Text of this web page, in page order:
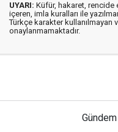
UYARI: Küfür, hakaret, rencide
içeren, imla kuralları ile
Türkçe karakter kullanılmayan
onaylanmamaktadır.